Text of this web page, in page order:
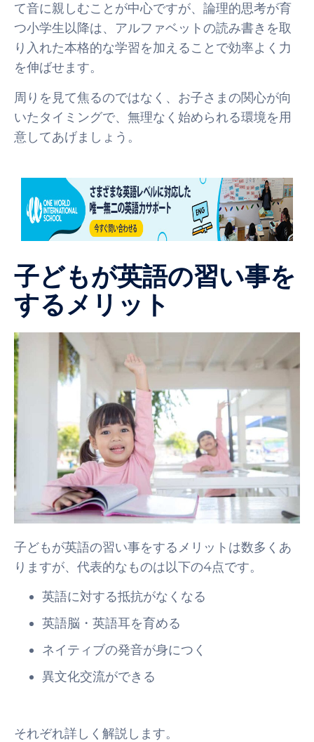
て音に親しむことが中心ですが、論理的思考が育
つ小学生以降は、アルファベットの読み書きを取
り入れた本格的な学習を加えることで効率よく力
を伸ばせます。
周りを見て焦るのではなく、お子さまの関心が向
いたタイミングで、無理なく始められる環境を用
意してあげましょう。
子どもが英語の習い事を
するメリット
子どもが英語の習い事をするメリットは数多くあ
りますが、代表的なものは以下の4点です。
英語に対する抵抗がなくなる
英語脳・英語耳を育める
ネイティブの発音が身につく
異文化交流ができる
それぞれ詳しく解説します。